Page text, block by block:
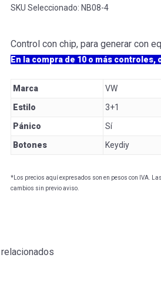
SKU Seleccionado: NB08-4
Control con chip, para generar con
En la compra de 10 o más
Marca
VW
Estilo
3+1
Pánico
Sí
Botones
Keydiy
*Los precios aquí expresados son en pesos con IVA.
cambios sin previo aviso.